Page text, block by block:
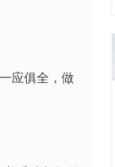
应俱全，做